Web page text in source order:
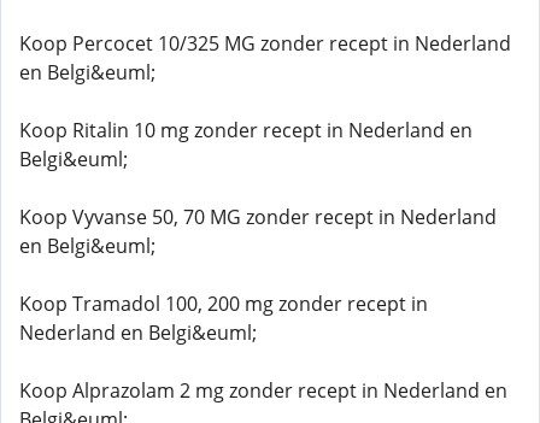
Koop Percocet 10/325 MG zonder recept in Nederland
en Belgi&euml;
Koop Ritalin 10 mg zonder recept in Nederland en
Belgi&euml;
Koop Vyvanse 50, 70 MG zonder recept in Nederland
en Belgi&euml;
Koop Tramadol 100, 200 mg zonder recept in
Nederland en Belgi&euml;
Koop Alprazolam 2 mg zonder recept in Nederland en